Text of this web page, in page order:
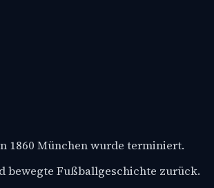
1860 München wurde terminiert.
bewegte Fußballgeschichte zurück.